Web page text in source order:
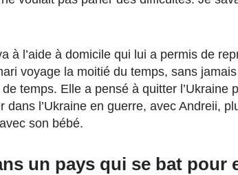
à l’aide à domicile qui lui a permis de
voyage la moitié du temps, sans
temps. Elle a pensé à quitter l’Ukraine
l’Ukraine en guerre, avec Andreii,
son bébé.
un pays qui se bat pour